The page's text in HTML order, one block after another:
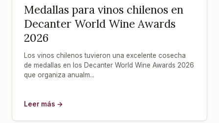
Medallas para vinos chilenos en
Decanter World Wine Awards
2026
Los vinos chilenos tuvieron una excelente cosecha
de medallas en los Decanter World Wine Awards 2026
que organiza anualm...
Leer más →